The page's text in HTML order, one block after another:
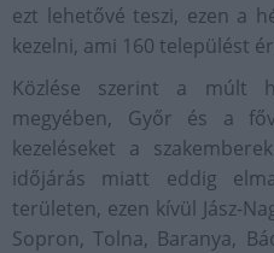
ezt lehetővé teszi, ezen a
kezelni, ami 160 települést
Közlése szerint a múlt
megyében, Győr és a
kezeléseket a
időjárás miatt eddig
területen, ezen kívül Jász-
Sopron, Tolna, Baranya,